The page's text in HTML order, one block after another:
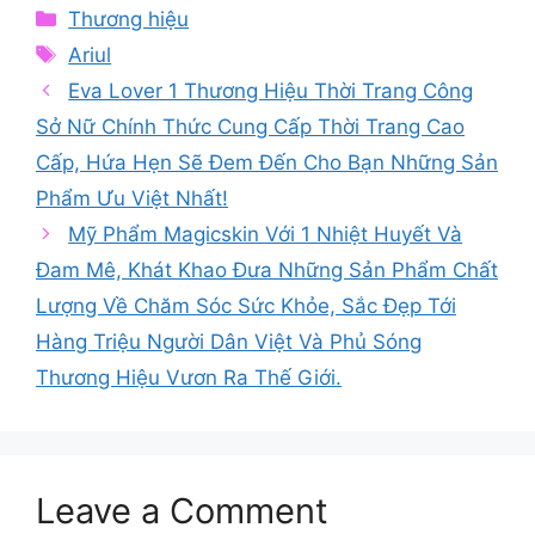
Categories
Thương hiệu
Tags
Ariul
Eva Lover 1 Thương Hiệu Thời Trang Công
Sở Nữ Chính Thức Cung Cấp Thời Trang Cao
Cấp, Hứa Hẹn Sẽ Đem Đến Cho Bạn Những Sản
Phẩm Ưu Việt Nhất!
Mỹ Phẩm Magicskin Với 1 Nhiệt Huyết Và
Đam Mê, Khát Khao Đưa Những Sản Phẩm Chất
Lượng Về Chăm Sóc Sức Khỏe, Sắc Đẹp Tới
Hàng Triệu Người Dân Việt Và Phủ Sóng
Thương Hiệu Vươn Ra Thế Giới.
Leave a Comment